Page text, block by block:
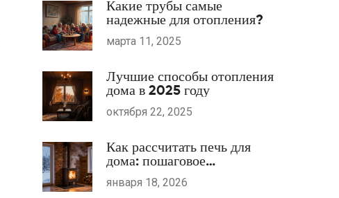
Какие трубы самые
надежные для отопления?
марта 11, 2025
Лучшие способы отопления
дома в 2025 году
октября 22, 2025
Как рассчитать печь для
дома: пошаговое
руководство по мощности,
размерам и материалам
января 18, 2026